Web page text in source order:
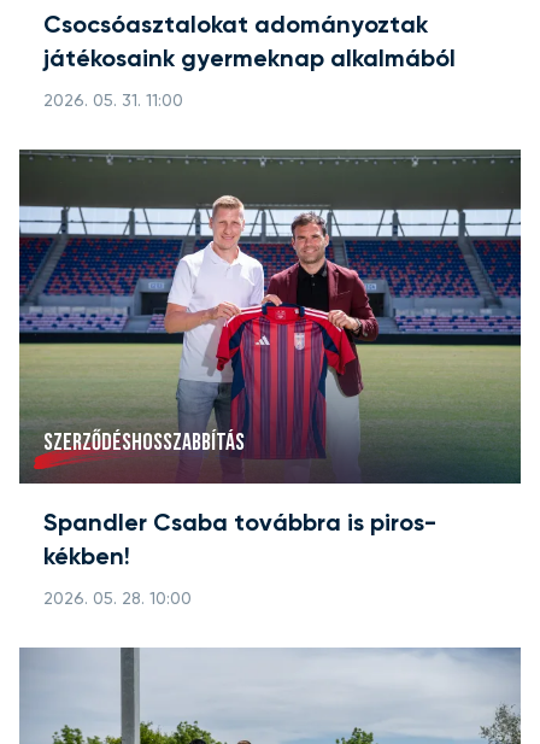
Csocsóasztalokat adományoztak
játékosaink gyermeknap alkalmából
2026. 05. 31. 11:00
SZERZŐDÉSHOSSZABBÍTÁS
Spandler Csaba továbbra is piros-
kékben!
2026. 05. 28. 10:00